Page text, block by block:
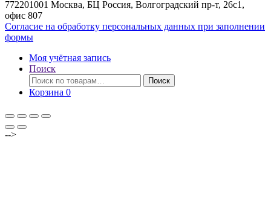
772201001 Москва, БЦ Россия, Волгоградский пр-т, 26с1,
офис 807
Согласие на обработку персональных данных при заполнении
формы
Моя учётная запись
Поиск
Искать:
Поиск
Корзина 0
-->